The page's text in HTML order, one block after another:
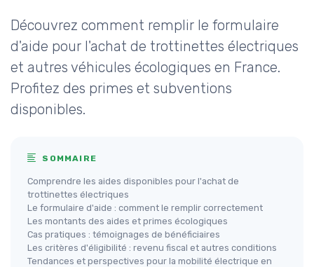
Découvrez comment remplir le formulaire
d'aide pour l'achat de trottinettes électriques
et autres véhicules écologiques en France.
Profitez des primes et subventions
disponibles.
SOMMAIRE
Comprendre les aides disponibles pour l'achat de
trottinettes électriques
Le formulaire d'aide : comment le remplir correctement
Les montants des aides et primes écologiques
Cas pratiques : témoignages de bénéficiaires
Les critères d'éligibilité : revenu fiscal et autres conditions
Tendances et perspectives pour la mobilité électrique en